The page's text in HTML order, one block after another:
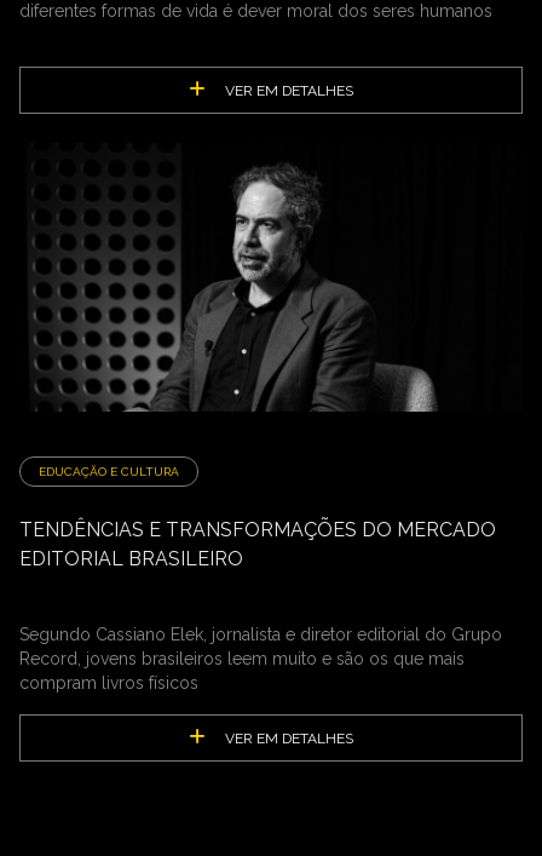
diferentes formas de vida é dever moral dos seres humanos
VER EM DETALHES
EDUCAÇÃO E CULTURA
TENDÊNCIAS E TRANSFORMAÇÕES DO MERCADO
EDITORIAL BRASILEIRO
Segundo Cassiano Elek, jornalista e diretor editorial do Grupo
Record, jovens brasileiros leem muito e são os que mais
compram livros físicos
VER EM DETALHES